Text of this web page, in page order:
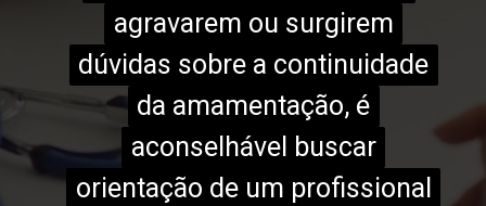
agravarem ou surgirem
dúvidas sobre a continuidade
da amamentação, é
aconselhável buscar
orientação de um profissional
agravarem ou surgirem
dúvidas sobre a continuidade
da amamentação, é
aconselhável buscar
orientação de um profissional